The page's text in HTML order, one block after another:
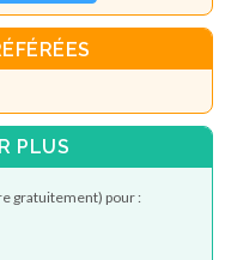
PLUS
gratuitement) pour :